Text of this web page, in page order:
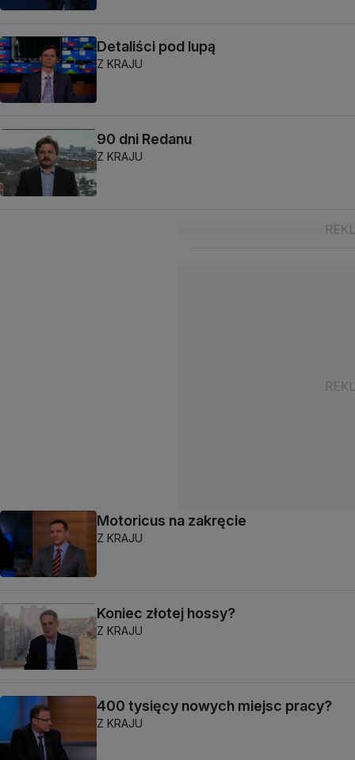
Detaliści pod lupą
Z KRAJU
90 dni Redanu
Z KRAJU
Motoricus na zakręcie
Z KRAJU
Koniec złotej hossy?
Z KRAJU
400 tysięcy nowych miejsc pracy?
Z KRAJU